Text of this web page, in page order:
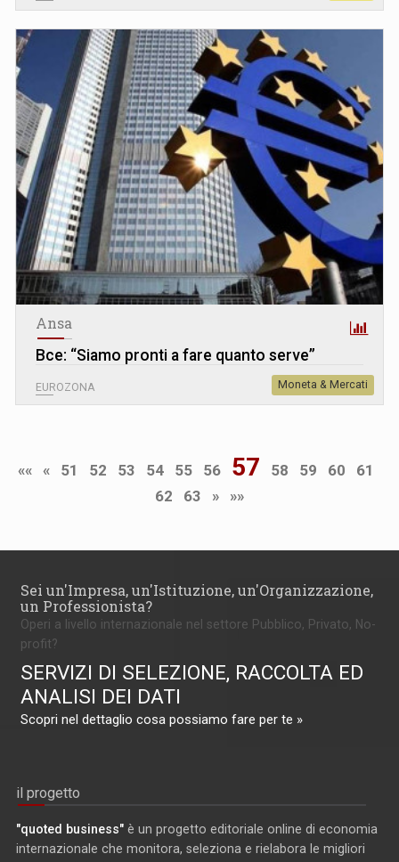
Ansa
Bce: “Siamo pronti a fare quanto serve”
EUROZONA Moneta & Mercati
«« « 51 52 53 54 55 56 57 58 59 60
61
62
63 » »»
Sei un'Impresa, un'Istituzione, un'Organizzazione,
un Professionista?
Operi a livello internazionale nel settore Pubblico, Privato, No-
profit?
SERVIZI DI SELEZIONE, RACCOLTA ED
ANALISI DEI DATI
Scopri nel dettaglio cosa possiamo fare per te »
il progetto
"quoted business" è un progetto editoriale online di economia
internazionale che monitora, seleziona e rielabora le migliori